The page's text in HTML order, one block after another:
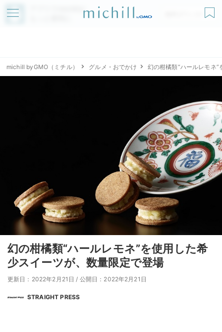
アプリでmichillが
無料ダウンロード
michill byGMO（ミチル） グルメ・おでかけ 幻の柑橘類“ハールレモネ
幻の柑橘類“ハールレモネ”を使用した希
少スイーツが、数量限定で登場
更新日：2022年2月21日 / 公開日：2022年2月21日
STRAIGHT PRESS